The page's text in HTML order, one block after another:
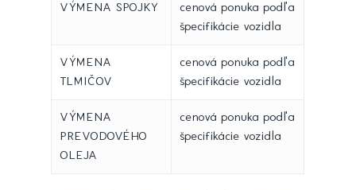
VÝMENA SPOJKY
cenová ponuka podľa
špecifikácie vozidla
VÝMENA
TLMIČOV
cenová ponuka podľa
špecifikácie vozidla
VÝMENA
PREVODOVÉHO
OLEJA
cenová ponuka podľa
špecifikácie vozidla